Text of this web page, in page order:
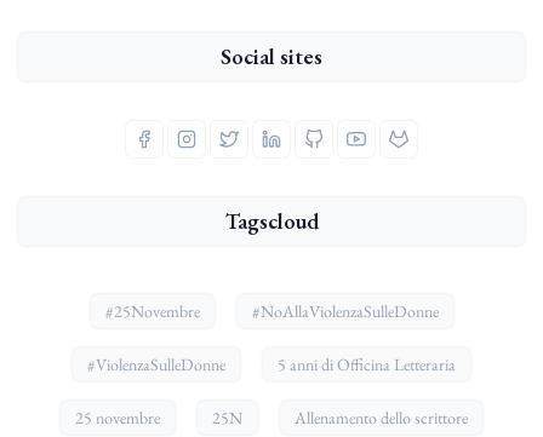
Social sites
Tagscloud
#25Novembre #NoAllaViolenzaSulleDonne
#ViolenzaSulleDonne 5 anni di Officina Letteraria
25 novembre 25N Allenamento dello scrittore